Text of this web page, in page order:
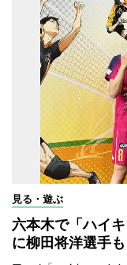
見る・遊ぶ
六本木で「ハイ
に柳田将洋選手も